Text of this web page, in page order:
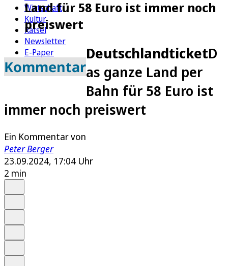
Wirtschaft
Kultur
Rätsel
Newsletter
E-Paper
Land für 58 Euro ist immer noch
preiswert
Kommentar
DeutschlandticketD
as ganze Land per
Bahn für 58 Euro ist
immer noch preiswert
Ein Kommentar von
Peter Berger
23.09.2024, 17:04 Uhr
2 min